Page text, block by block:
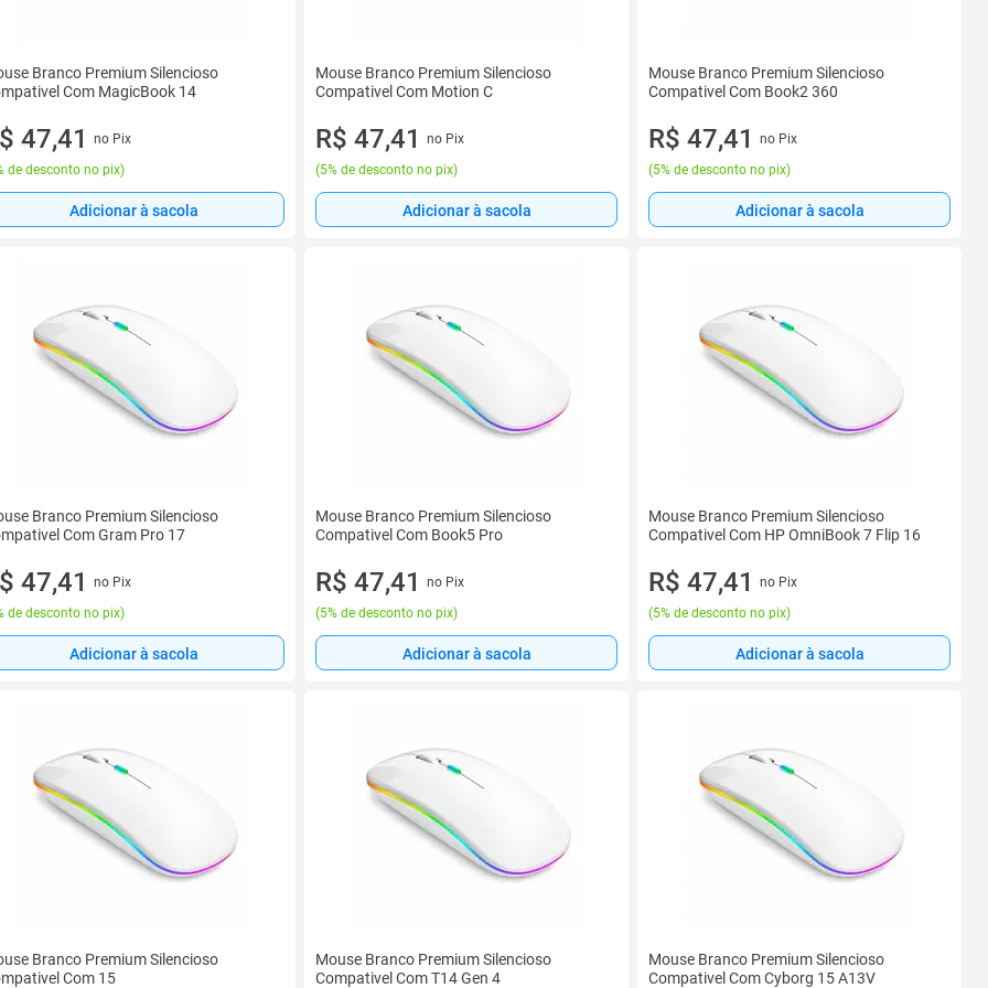
Branco Premium Silencioso
Com MagicBook 14
47,41
no Pix
de desconto no pix)
Adicionar à sacola
Mouse Branco Premium Silencioso
Compativel Com Motion C
R$ 47,41
no Pix
(5% de desconto no pix)
Adicionar à sacola
Mouse Branco Premium Silencioso
Compativel Com Book2 360
R$ 47,41
no Pix
(5% de desconto no pix)
Adicionar à sacola
Branco Premium Silencioso
Com Gram Pro 17
47,41
no Pix
de desconto no pix)
Adicionar à sacola
Mouse Branco Premium Silencioso
Compativel Com Book5 Pro
R$ 47,41
no Pix
(5% de desconto no pix)
Adicionar à sacola
Mouse Branco Premium Silencioso
Compativel Com HP OmniBook 7 Flip 16
R$ 47,41
no Pix
(5% de desconto no pix)
Adicionar à sacola
Branco Premium Silencioso
Com 15
Mouse Branco Premium Silencioso
Compativel Com T14 Gen 4
Mouse Branco Premium Silencioso
Compativel Com Cyborg 15 A13V